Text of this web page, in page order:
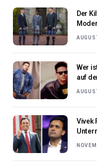
Der
Wer
auf
Vivek